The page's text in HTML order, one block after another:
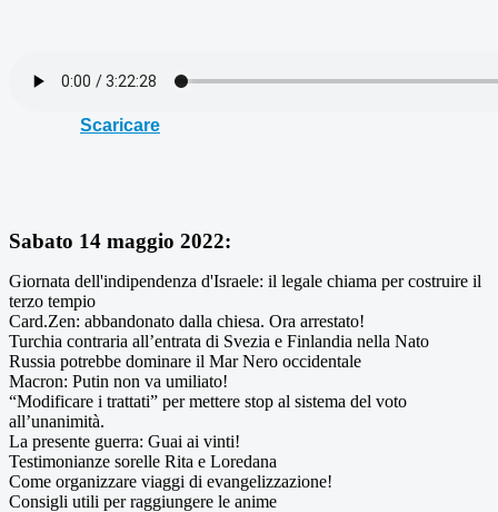
Scaricare
Sabato 14 maggio 2022:
Giornata dell'indipendenza d'Israele: il legale chiama per costruire il
terzo tempio
Card.Zen: abbandonato dalla chiesa. Ora arrestato!
Turchia contraria all’entrata di Svezia e Finlandia nella Nato
Russia potrebbe dominare il Mar Nero occidentale
Macron: Putin non va umiliato!
“Modificare i trattati” per mettere stop al sistema del voto
all’unanimità.
La presente guerra: Guai ai vinti!
Testimonianze sorelle Rita e Loredana
Come organizzare viaggi di evangelizzazione!
Consigli utili per raggiungere le anime